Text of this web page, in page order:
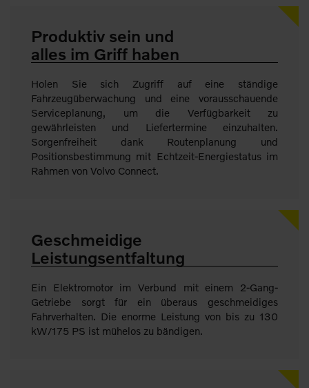
Produktiv sein und
alles im Griff haben
Holen Sie sich Zugriff auf eine ständige
Fahrzeugüberwachung und eine vorausschauende
Serviceplanung, um die Verfügbarkeit zu
gewährleisten und Liefertermine einzuhalten.
Sorgenfreiheit dank Routenplanung und
Positionsbestimmung mit Echtzeit-Energiestatus im
Rahmen von Volvo Connect.
Geschmeidige
Leistungsentfaltung
Ein Elektromotor im Verbund mit einem 2-Gang-
Getriebe sorgt für ein überaus geschmeidiges
Fahrverhalten. Die enorme Leistung von bis zu 130
kW/175 PS ist mühelos zu bändigen.